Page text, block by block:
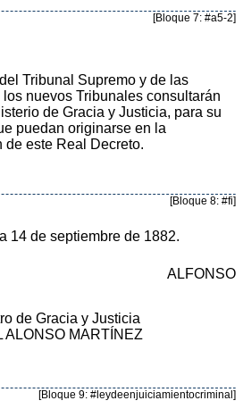
[Bloque 7: #a5-2]
Tribunal Supremo y de las
nuevos Tribunales consultarán
de Gracia y Justicia, para su
puedan originarse en la
este Real Decreto.
[Bloque 8: #fi]
14 de septiembre de 1882.
ALFONSO
de Gracia y Justicia
ALONSO MARTÍNEZ
[Bloque 9: #leydeenjuiciamientocriminal]